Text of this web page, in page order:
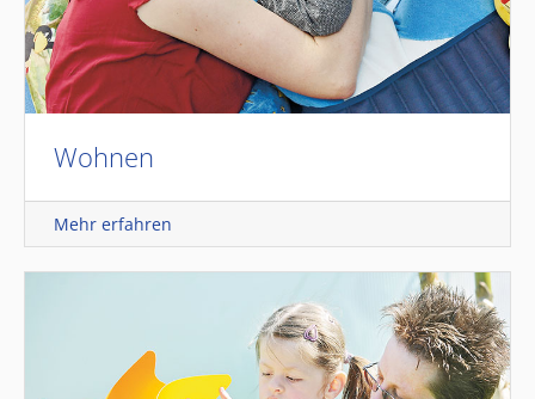
Wohnen
Mehr erfahren